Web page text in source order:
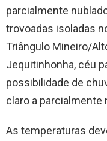
parcialmente
trovoadas isoladas
Triângulo Mineiro/
Jequitinhonha, céu
possibilidade de
claro a parcialmente
As temperaturas